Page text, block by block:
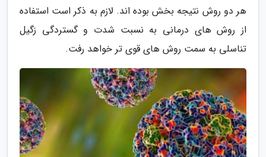
هر دو روش نتیجه بخش بوده اند. لازم به ذکر است استفاده
از روش های درمانی به نسبت شدت و گستردگی زگیل
تناسلی به سمت روش های قوی تر خواهد رفت.